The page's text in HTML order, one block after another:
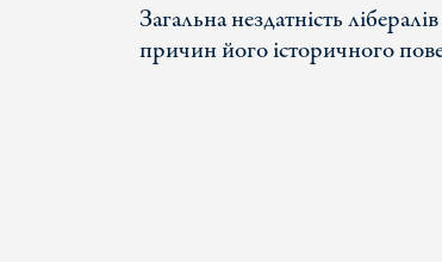
Загальна нездатність
причин його історичного